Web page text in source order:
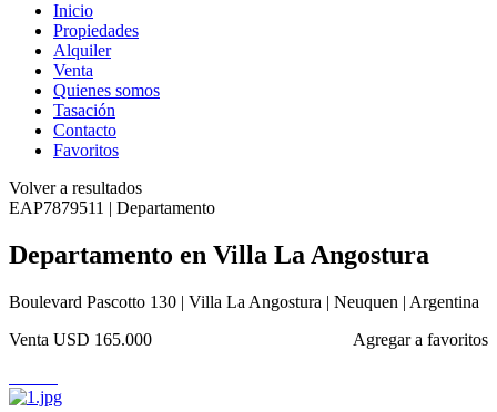
Inicio
Propiedades
Alquiler
Venta
Quienes somos
Tasación
Contacto
Favoritos
Volver a resultados
EAP7879511 | Departamento
Departamento en Villa La Angostura
Boulevard Pascotto 130 | Villa La Angostura | Neuquen | Argentina
Agregar a favoritos
Venta USD 165.000